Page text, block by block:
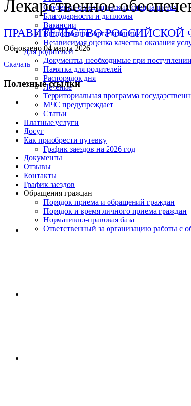
Сведения о медицинских специалистах
Благодарности и дипломы
Вакансии
Вышестоящие организации
Независимая оценка качества оказания
Для родителей
Документы, необходимые при
Памятка для родителей
Распорядок дня
Лечение
Территориальная программа
МЧС предупреждает
Статьи
Платные услуги
Досуг
Как приобрести путевку
График заездов на 2026 год
Документы
Отзывы
Контакты
График заездов
Обращения граждан
Порядок приема и обращений граждан
Порядок и время личного приема граждан
Нормативно-правовая база
Ответственный за организацию работы с
Лекарственное
ПРАВИТЕЛЬСТВО РОССИЙСКОЙ
Обновлено 04 марта 2026
Скачать
Полезные ссылки